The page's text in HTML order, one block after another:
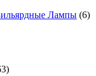
Лампы (6)